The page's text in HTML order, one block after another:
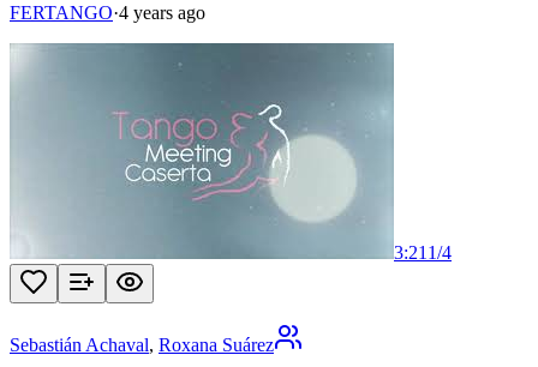
FERTANGO·4 years ago
3:21 1/4
Sebastián Achaval, Roxana Suárez